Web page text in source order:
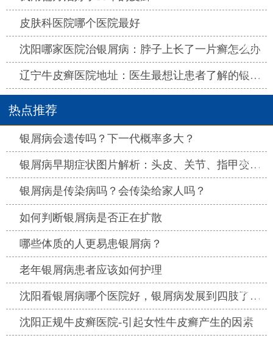
皮肤科医院哪个医院最好
沈阳哪家医院治银屑病：脖子上长了一片癣怎么办
热点
辽宁牛皮癣医院地址：医生最想让患者了解的银屑病治疗“秘密”热点
热点推荐
银屑病会遗传吗？下一代概率多大？
银屑病早期症状图片解析：头皮、关节、指甲变化全知道热点
银屑病是传染病吗？会传染给家人吗？
如何判断银屑病是否正在扩散
哪些体质的人更易患银屑病？
老年银屑病患者应该如何护理
沈阳看银屑病哪个医院好，银屑病发展到四肢了怎么办热点
沈阳正规牛皮癣医院-引起女性牛皮癣产生的因素
热点